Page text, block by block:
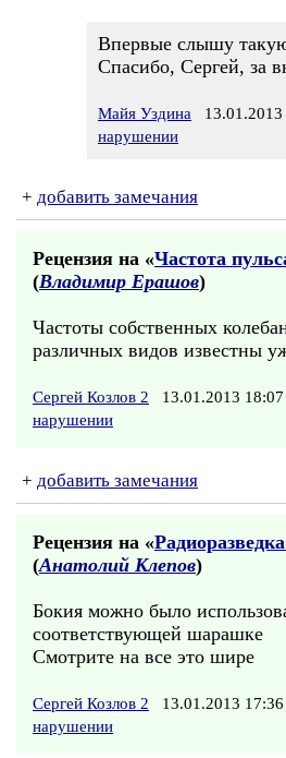
Впервые слышу
Спасибо, Сергей, за
Майя Уздина 13.01.2013
нарушении
+ добавить замечания
Рецензия на «Частота
(Владимир Ерашов)
Частоты собственных
различных видов известны
Сергей Козлов 2 13.01.2013
нарушении
+ добавить замечания
Рецензия на «
(Анатолий Клепов)
Бокия можно было
соответствующей шарашке
Смотрите на все это шире
Сергей Козлов 2 13.01.2013
нарушении